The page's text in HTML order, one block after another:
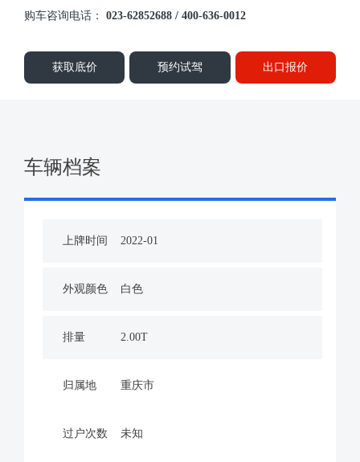
购车咨询电话： 023-62852688 / 400-636-0012
获取底价 预约试驾 出口报价
车辆档案
上牌时间 2022-01
外观颜色 白色
排量 2.00T
归属地 重庆市
过户次数 未知